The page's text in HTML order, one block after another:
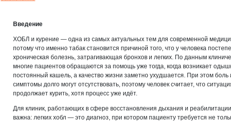
Введение
ХОБЛ и курение — одна из самых актуальных тем для современной
потому что именно табак становится причиной того, что у человека
хроническая болезнь, затрагивающая бронхов и легких. По данным
многие пациентов обращаются за помощь уже тогда, когда возникает
постоянный кашель, а качество жизни заметно ухудшается. При этом
симптомы долго могут отсутствовать, поэтому человек считает, что
продолжает курить, хотя процесс уже идёт.
Для клиник, работающих в сфере восстановления дыхания и
важна: легких хобл — это диагноз, при котором пациенту требуется не